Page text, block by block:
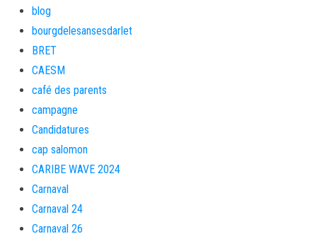
blog
bourgdelesansesdarlet
BRET
CAESM
café des parents
campagne
Candidatures
cap salomon
CARIBE WAVE 2024
Carnaval
Carnaval 24
Carnaval 26